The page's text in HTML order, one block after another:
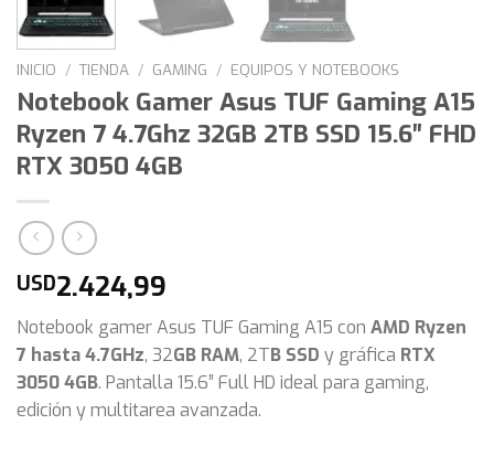
INICIO / TIENDA / GAMING / EQUIPOS Y NOTEBOOKS
Notebook Gamer Asus TUF Gaming A15
Ryzen 7 4.7Ghz 32GB 2TB SSD 15.6″ FHD
RTX 3050 4GB
USD2.424,99
Notebook gamer Asus TUF Gaming A15 con AMD Ryzen
7 hasta 4.7GHz, 32GB RAM, 2TB SSD y gráfica RTX
3050 4GB. Pantalla 15.6” Full HD ideal para gaming,
edición y multitarea avanzada.